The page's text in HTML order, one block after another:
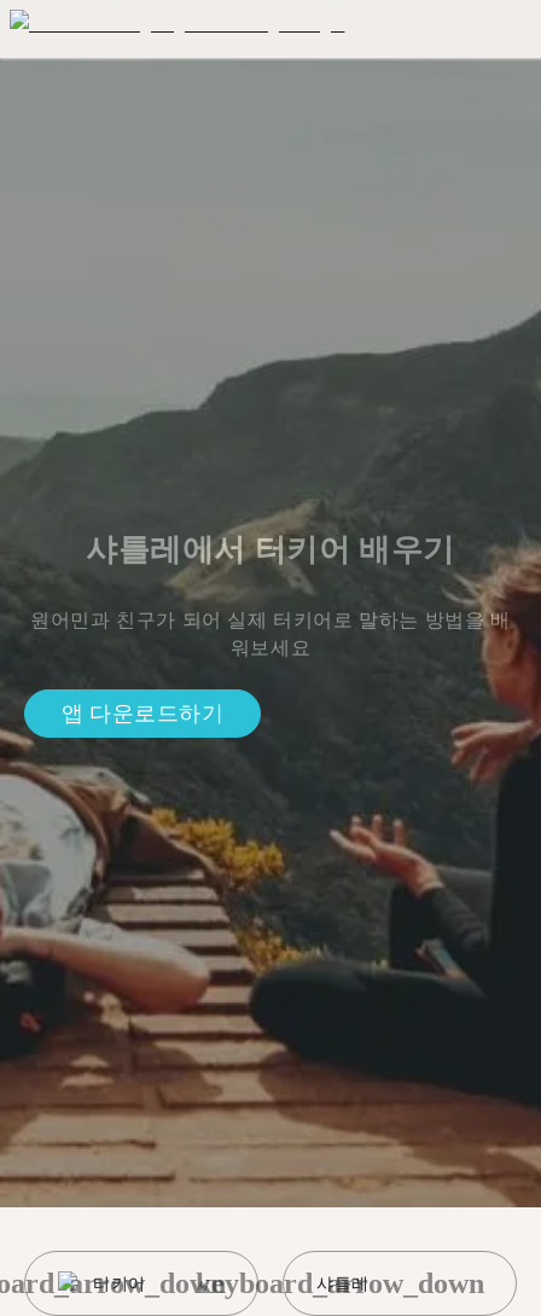
샤틀레에서 터키어 배우기
원어민과 친구가 되어 실제 터키어로 말하는 방법을 배
워보세요
앱 다운로드하기
터키어 샤틀레
keyboard_arrow_down